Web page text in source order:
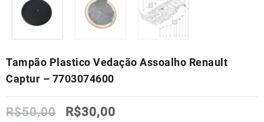
Tampão Plastico Vedação Assoalho Renault
Captur – 7703074600
R$50,00
O
R$30,00